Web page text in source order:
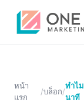
หน้า
แรก
/บล็อก/
ทำไ
นาที